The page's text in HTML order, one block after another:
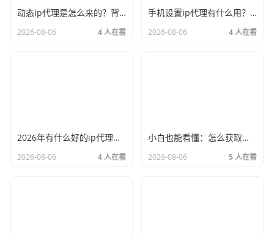
动态ip代理是怎么来的？背后的原理比你想象的精彩
2026-08-06 4 人在看
手机设置ip代理有什么用？不只是改定位那么简单
2026-08-06 4 人在看
2026年有什么好的ip代理软件？亲测后我只推荐这几个
2026-08-06 4 人在看
小白也能看懂：怎么获取代理ip和端口号，一步步教会你
2026-08-06 5 人在看